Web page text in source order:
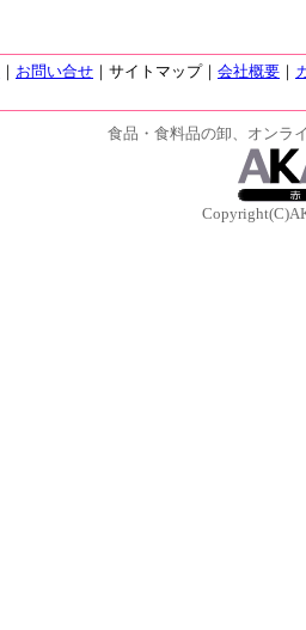
｜ お問い合せ ｜サイトマップ｜ 会社概要 ｜
食品・食料品の卸、オンラ